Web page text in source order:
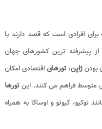
افرادی است که قصد دارند با
پیشرفته ترین کشورهای جهان
بودنژاپن، تورهایاقتصادی امکان
متوسط فراهم می کنند. اینتورها
توکیو، کیوتو و اوساکا به همراه